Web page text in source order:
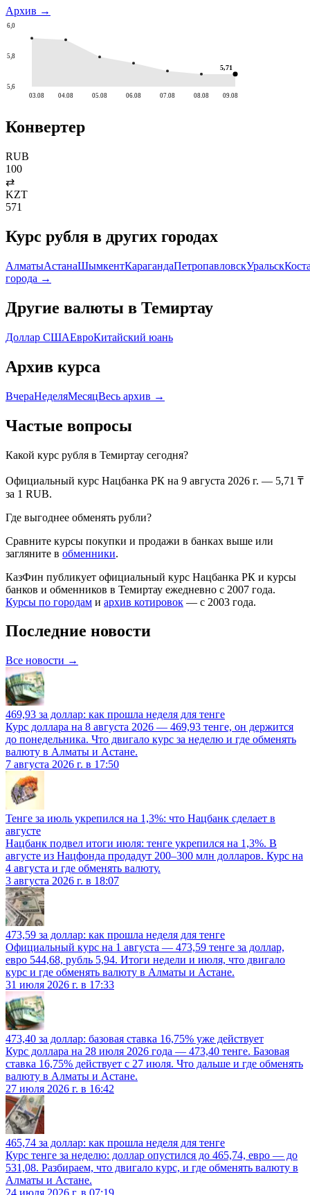
Архив →
6,0
5,8
5,6
5,71
03.08 04.08 05.08 06.08 07.08 08.08 09.08
Конвертер
RUB
100
⇄
KZT
571
Курс рубля в других городах
АлматыАстанаШымкентКарагандаПетропавловскУральск
города →
Другие валюты в Темиртау
Доллар СШАЕвроКитайский юань
Архив курса
ВчераНеделяМесяцВесь архив →
Частые вопросы
Какой курс рубля в Темиртау сегодня?
Официальный курс Нацбанка РК на 9 августа 2026 г. — 5,71 ₸
за 1 RUB.
Где выгоднее обменять рубли?
Сравните курсы покупки и продажи в банках выше или
загляните в обменники.
КазФин публикует официальный курс Нацбанка РК и курсы
банков и обменников в Темиртау ежедневно с 2007 года.
Курсы по городам и архив котировок — с 2003 года.
Последние новости
Все новости →
469,93 за доллар: как прошла неделя для тенге
Курс доллара на 8 августа 2026 — 469,93 тенге, он держится
до понедельника. Что двигало курс за неделю и где обменять
валюту в Алматы и Астане.
7 августа 2026 г. в 17:50
Тенге за июль укрепился на 1,3%: что Нацбанк сделает в
августе
Нацбанк подвел итоги июля: тенге укрепился на 1,3%. В
августе из Нацфонда продадут 200–300 млн долларов. Курс на
4 августа и где обменять валюту.
3 августа 2026 г. в 18:07
473,59 за доллар: как прошла неделя для тенге
Официальный курс на 1 августа — 473,59 тенге за доллар,
евро 544,68, рубль 5,94. Итоги недели и июля, что двигало
курс и где обменять валюту в Алматы и Астане.
31 июля 2026 г. в 17:33
473,40 за доллар: базовая ставка 16,75% уже действует
Курс доллара на 28 июля 2026 года — 473,40 тенге. Базовая
ставка 16,75% действует с 27 июля. Что дальше и где обменять
валюту в Алматы и Астане.
27 июля 2026 г. в 16:42
465,74 за доллар: как прошла неделя для тенге
Курс тенге за неделю: доллар опустился до 465,74, евро — до
531,08. Разбираем, что двигало курс, и где обменять валюту в
Алматы и Астане.